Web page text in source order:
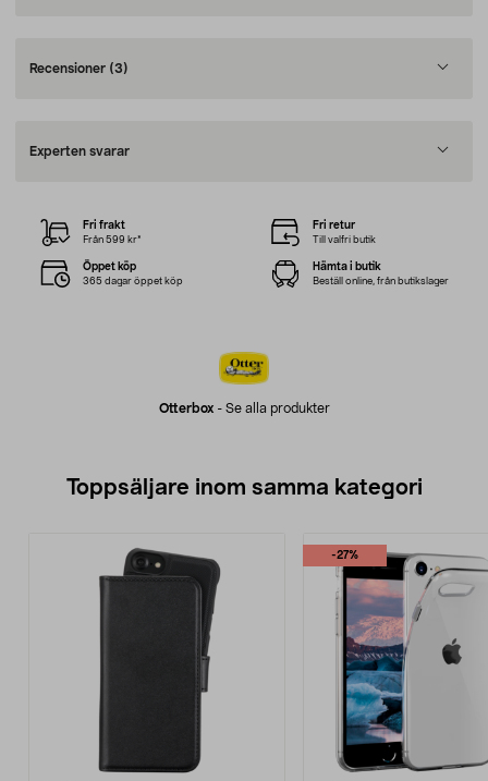
Recensioner (3)
Experten svarar
Otterbox- Se alla produkter
Fri frakt
Från 599 kr*
Fri retur
Till valfri butik
Öppet köp
365 dagar öppet köp
Hämta i butik
Beställ online, från butikslager
Toppsäljare inom samma kategori
-27%